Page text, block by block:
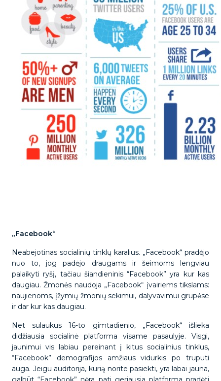
„Facebook“
Neabejotinas socialinių tinklų karalius. „Facebook“ pradėjo
nuo to, jog padėjo draugams ir šeimoms lengviau
palaikyti ryšį, tačiau šiandieninis “Facebook” yra kur kas
daugiau. Žmonės naudoja „Facebook“ įvairiems tikslams:
naujienoms, įžymių žmonių sekimui, dalyvavimui grupėse
ir dar kur kas daugiau.
Net sulaukus 16-to gimtadienio, „Facebook“ išlieka
didžiausia socialinė platforma visame pasaulyje. Visgi,
jaunimui vis labiau pereinant į kitus socialinius tinklus,
“Facebook” demografijos amžiaus vidurkis po truputi
auga. Jeigu auditorija, kurią norite pasiekti, yra labai jauna,